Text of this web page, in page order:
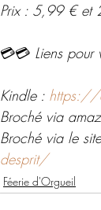
Prix : 5,99 € et
💳💳 Liens
Kindle : https://
Broché via
Broché via le
desprit/
Féerie d'Orgueil